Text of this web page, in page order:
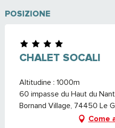
POSIZIONE
CHALET SOCALI
Altitudine : 1000m
60 impasse du Haut du
Bornand Village, 74450 Le
Come